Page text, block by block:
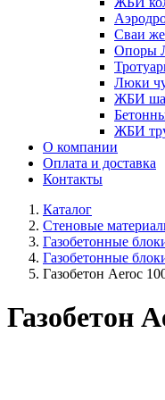
Сваи
Опоры
Люки
ЖБИ
ЖБИ
О компании
Оплата и доставка
Контакты
Каталог
Стеновые
Газобетонные
Газобетонные
Газобетон Aeroc
Газобетон